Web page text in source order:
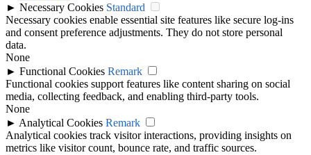
► Necessary Cookies Standard
Necessary cookies enable essential site features like secure log-ins
and consent preference adjustments. They do not store personal
data.
None
► Functional Cookies Remark
Functional cookies support features like content sharing on social
media, collecting feedback, and enabling third-party tools.
None
► Analytical Cookies Remark
Analytical cookies track visitor interactions, providing insights on
metrics like visitor count, bounce rate, and traffic sources.